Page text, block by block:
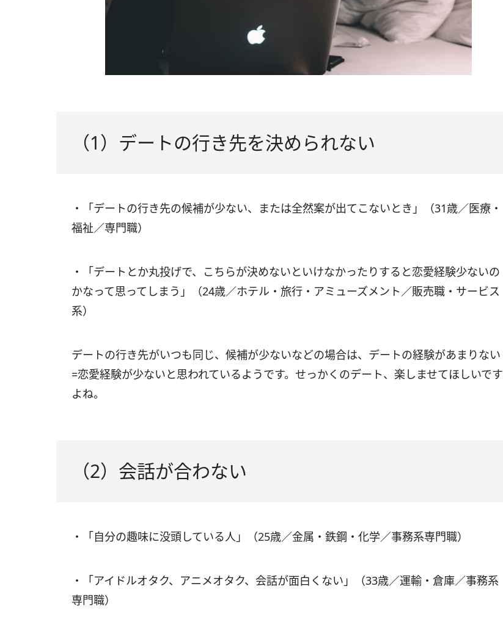
（1）デートの行き先を決められない
・「デートの行き先の候補が少ない、または全然案が出てこないとき」（31歳／医療・
福祉／専門職）
・「デートとか丸投げで、こちらが決めないといけなかったりすると恋愛経験少ないの
かなって思ってしまう」（24歳／ホテル・旅行・アミューズメント／販売職・サービス
系）
デートの行き先がいつも同じ、候補が少ないなどの場合は、デートの経験があまりない
=恋愛経験が少ないと思われているようです。せっかくのデート、楽しませてほしいです
よね。
（2）会話が合わない
・「自分の趣味に没頭している人」（25歳／金属・鉄鋼・化学／事務系専門職）
・「アイドルオタク、アニメオタク、会話が面白くない」（33歳／運輸・倉庫／事務系
専門職）